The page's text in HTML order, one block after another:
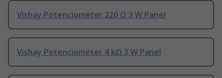
Vishay Potenciométer 220 Ω 3 W Panel
Vishay Potenciométer 4 kΩ 3 W Panel